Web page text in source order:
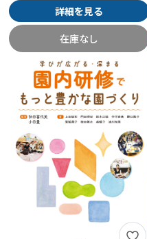
詳細を見る
在庫なし